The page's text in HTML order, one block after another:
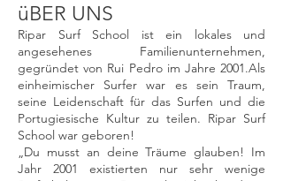
üBER UNS
Ripar Surf School ist ein lokales und
angesehenes Familienunternehmen,
gegründet von Rui Pedro im Jahre 2001.Als
einheimischer Surfer war es sein Traum,
seine Leidenschaft für das Surfen und die
Portugiesische Kultur zu teilen. Ripar Surf
School war geboren!
„Du musst an deine Träume glauben! Im
Jahr 2001 existierten nur sehr wenige